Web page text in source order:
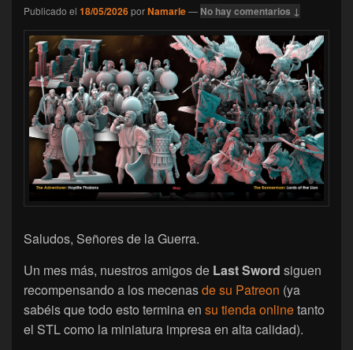
Publicado el 18/05/2026porNamarie— No hay comentarios ↓
Saludos, Señores de la Guerra.
Un mes más, nuestros amigos de Last Sword siguen
recompensando a los mecenasde su Patreon (ya
sabéis que todo esto termina en su tienda onlinetanto
el STL como la miniatura impresa en alta calidad).